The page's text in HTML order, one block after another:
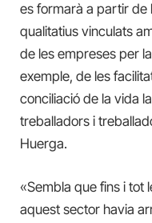
es formarà a partir de
qualitatius vinculats
de les empreses per
exemple, de les
conciliació de la vida
treballadors i
Huerga.
«Sembla que fins i tot
aquest sector havia